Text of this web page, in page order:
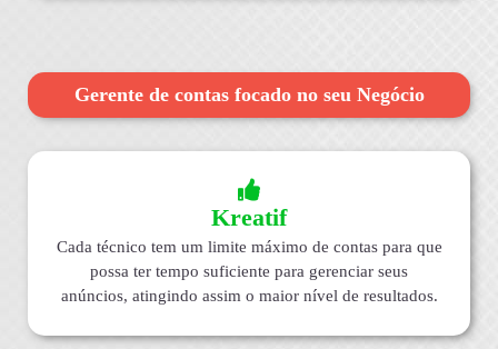
Gerente de contas focado no seu Negócio
Kreatif
Cada técnico tem um limite máximo de contas para que
possa ter tempo suficiente para gerenciar seus
anúncios, atingindo assim o maior nível de resultados.